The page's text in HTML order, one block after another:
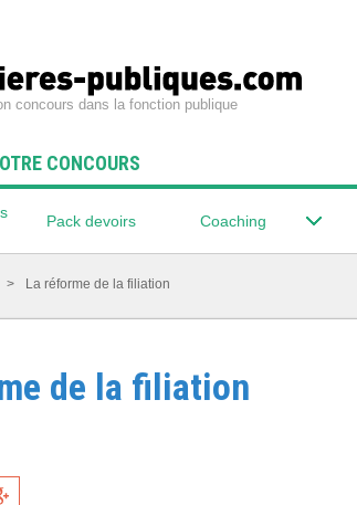
concours dans la fonction publique
CONCOURS
Pack devoirs Coaching
> La réforme de la filiation
de la filiation